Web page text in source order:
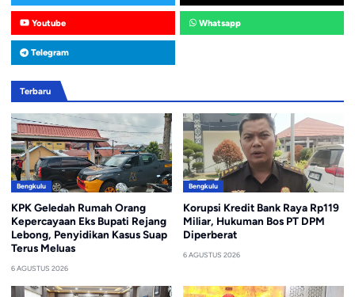
Youtube Whatsapp
Telegram
Terbaru
Bengkulu
KPK Geledah Rumah Orang
Kepercayaan Eks Bupati Rejang
Lebong, Penyidikan Kasus Suap
Terus Meluas
6 AGUSTUS 2026
Bengkulu
Korupsi Kredit Bank Raya Rp119
Miliar, Hukuman Bos PT DPM
Diperberat
6 AGUSTUS 2026